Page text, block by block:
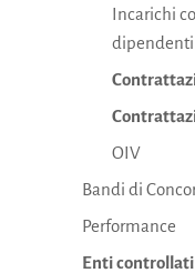
Incarichi
OIV
Bandi di
Performance
Enti controllati